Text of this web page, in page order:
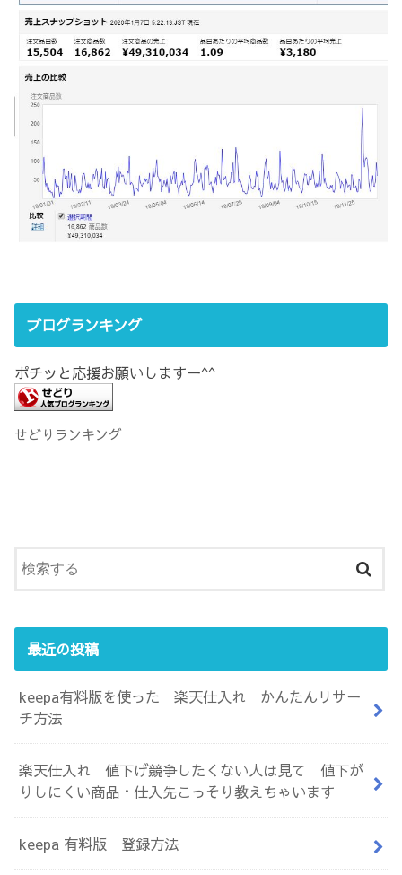
ブログランキング
ポチッと応援お願いしますー^^
せどりランキング
最近の投稿
keepa有料版を使った 楽天仕入れ かんたんリサー
チ方法
楽天仕入れ 値下げ競争したくない人は見て 値下が
りしにくい商品・仕入先こっそり教えちゃいます
keepa 有料版 登録方法